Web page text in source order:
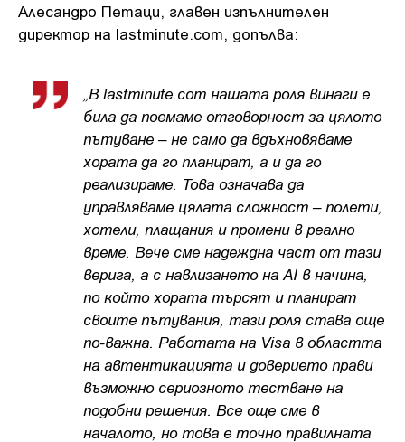
Алесандро Петаци, главен изпълнителен
директор на lastminute.com, допълва:
„В lastminute.com нашата роля винаги е
била да поемаме отговорност за цялото
пътуване – не само да вдъхновяваме
хората да го планират, а и да го
реализираме. Това означава да
управляваме цялата сложност – полети,
хотели, плащания и промени в реално
време. Вече сме надеждна част от тази
верига, а с навлизането на AI в начина,
по който хората търсят и планират
своите пътувания, тази роля става още
по-важна. Работата на Visa в областта
на автентикацията и доверието прави
възможно сериозното тестване на
подобни решения. Все още сме в
началото, но това е точно правилната